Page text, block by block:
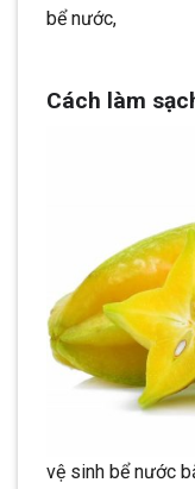
bể nước,
Cách làm
vệ sinh bể nước